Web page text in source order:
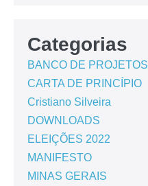
Categorias
BANCO DE PROJETOS
CARTA DE PRINCÍPIO
Cristiano Silveira
DOWNLOADS
ELEIÇÕES 2022
MANIFESTO
MINAS GERAIS